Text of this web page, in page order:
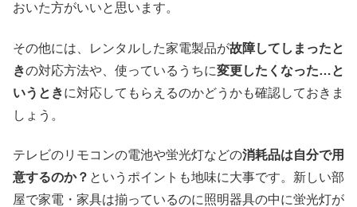
おいた方がいいと思います。
その他には、レンタルした家電製品が故障してしまったと
きの対応方法や、使っているうちに変更したくなった…と
いうときに対応してもらえるのかどうかも確認しておきま
しょう。
テレビのリモコンの電池や蛍光灯などの消耗品は自分で用
意するのか？ というポイントも地味に大事です。新しい部
屋で家電・家具は揃っているのに照明器具の中に蛍光灯が